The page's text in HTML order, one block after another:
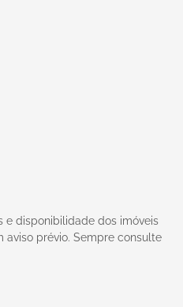
e disponibilidade dos imóveis
aviso prévio. Sempre consulte